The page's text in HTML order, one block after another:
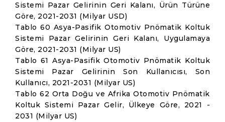
Sistemi Pazar Gelirinin Geri Kalanı, Ürün Türüne
Göre, 2021-2031 (Milyar USD)
Tablo 60 Asya-Pasifik Otomotiv Pnömatik Koltuk
Sistemi Pazar Gelirinin Geri Kalanı, Uygulamaya
Göre, 2021-2031 (Milyar US)
Tablo 61 Asya-Pasifik Otomotiv Pnömatik Koltuk
Sistemi Pazar Gelirinin Son Kullanıcısı, Son
Kullanıcı, 2021-2031 (Milyar US)
Tablo 62 Orta Doğu ve Afrika Otomotiv Pnömatik
Koltuk Sistemi Pazar Gelir, Ülkeye Göre, 2021 -
2031 (Milyar US)